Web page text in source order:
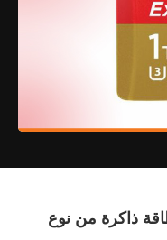
ذاكرة من نوع